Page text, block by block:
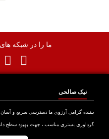
ما را در شبکه های
نیک صالحی
بیننده گرامی آرزوی ما دسترسی سریع و آسان
گرداوری بستری مناسب ، جهت بهبود سطح